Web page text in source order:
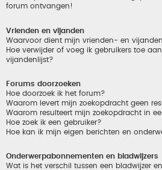
forum ontvangen!
Vrienden en vijanden
Waarvoor dient mijn vrienden- en
Hoe verwijder of voeg ik gebruikers toe
vijandenlijst?
Forums doorzoeken
Hoe doorzoek ik het forum?
Waarom levert mijn zoekopdracht geen
Waarom resulteert mijn zoekopdracht in
Hoe zoek ik een gebruiker?
Hoe kan ik mijn eigen berichten en
Onderwerpabonnementen en bladwijzers
Wat is het verschil tussen een bladwijzer